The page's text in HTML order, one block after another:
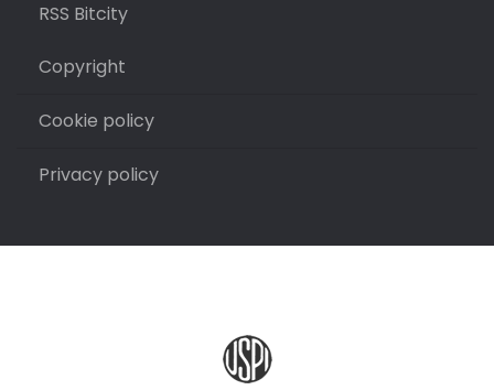
RSS Bitcity
Copyright
Cookie policy
Privacy policy